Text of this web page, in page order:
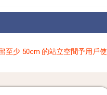
至少 50cm 的站立空間予用戶使